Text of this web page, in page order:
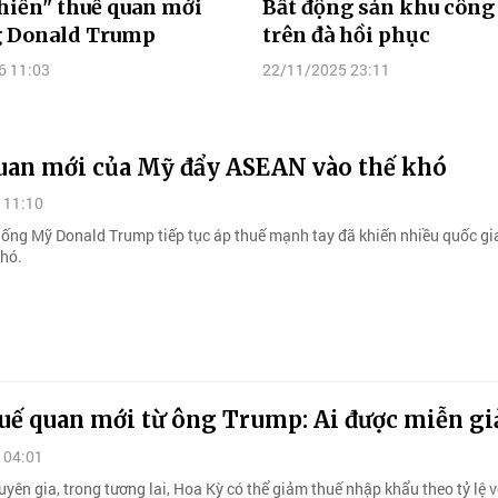
thuế quan mới
Donald Trump
11:03
Bất động sản khu
trên đà hồi phục
22/11/2025 23:11
mới của Mỹ đẩy ASEAN vào thế khó
Mỹ Donald Trump tiếp tục áp thuế mạnh tay đã khiến nhiều quốc
quan mới từ ông Trump: Ai được miễn
gia, trong tương lai, Hoa Kỳ có thể giảm thuế nhập khẩu theo tỷ lệ